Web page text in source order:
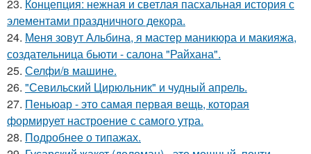
23. Концепция: нежная и светлая пасхальная история с
элементами праздничного декора.
24. Меня зовут Альбина, я мастер маникюра и макияжа,
создательница бьюти - салона "Райхана".
25. Селфи/в машине.
26. "Севильский Цирюльник" и чудный апрель.
27. Пеньюар - это самая первая вещь, которая
формирует настроение с самого утра.
28. Подробнее о типажах.